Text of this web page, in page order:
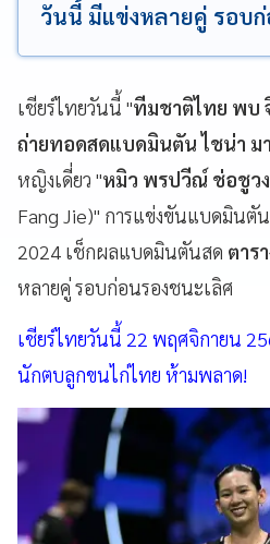
วันนี้ มีแข่งหลายคู่ รอบ
เชียร์ไทยวันนี้ "ทีมชาติไทย พบ
ถ่ายทอดสดแบดมินตัน ไชน่า ม
หญิงเดี่ยว "หมิว พรปวีณ์ ช่อชูวง
Fang Jie)" การแข่งขันแบดมินตั
2024 เช็กผลแบดมินตันสด ตาร
หลายคู่ รอบก่อนรองชนะเลิศ
เชียร์ไทยวันนี้ 22 พฤศจิกายน
นักตบลูกขนไก่ไทย ห้ามพลาด!